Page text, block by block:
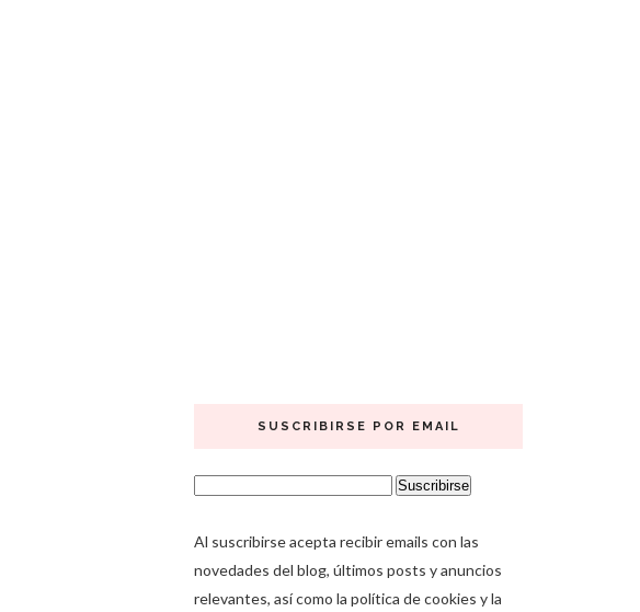
SUSCRIBIRSE POR EMAIL
Al suscribirse acepta recibir emails con las
novedades del blog, últimos posts y anuncios
relevantes, así como la política de cookies y la